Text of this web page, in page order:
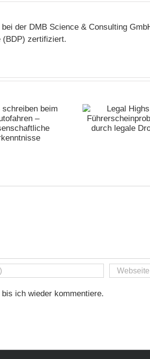
der DMB Science & Consulting
(BDP) zertifiziert.
Legal Highs –
Führerscheinprobleme
durch legale Drogen
mehr
ich wieder kommentiere.